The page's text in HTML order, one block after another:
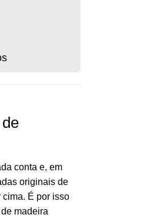
conta e, em
originais de
É por isso
madeira